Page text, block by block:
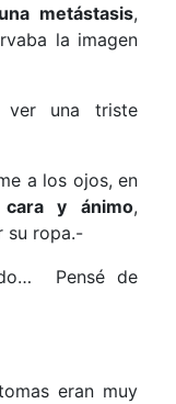
metástasis,
la imagen
una triste
a los ojos, en
y ánimo,
su ropa.-
Pensé de
eran muy